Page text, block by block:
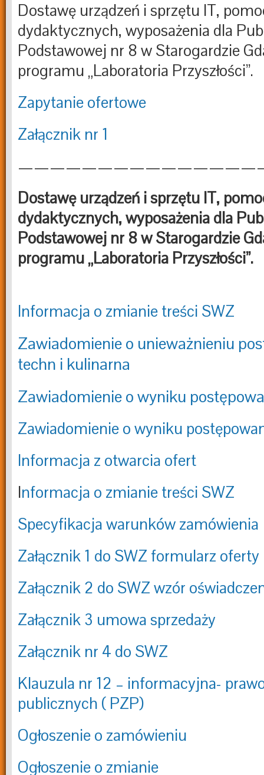
Dostawę urządzeń i sprzętu IT,
dydaktycznych, wyposażenia dla
Podstawowej nr 8 w Starogardzie
programu „Laboratoria Przyszłości”.
Zapytanie ofertowe
Załącznik nr 1
Dostawę urządzeń i sprzętu IT,
dydaktycznych, wyposażenia dla
Podstawowej nr 8 w Starogardzie
programu „Laboratoria Przyszłości”.
Informacja o zmianie treści SWZ
Zawiadomienie o unieważnieniu
techn i kulinarna
Zawiadomienie o wyniku
Zawiadomienie o wyniku
Informacja z otwarcia ofert
Informacja o zmianie treści SWZ
Specyfikacja warunków zamówienia
Załącznik 1 do SWZ formularz oferty
Załącznik 2 do SWZ wzór
Załącznik 3 umowa sprzedaży
Załącznik nr 4 do SWZ
Klauzula nr 12 – informacyjna-
publicznych ( PZP)
Ogłoszenie o zamówieniu
Ogłoszenie o zmianie